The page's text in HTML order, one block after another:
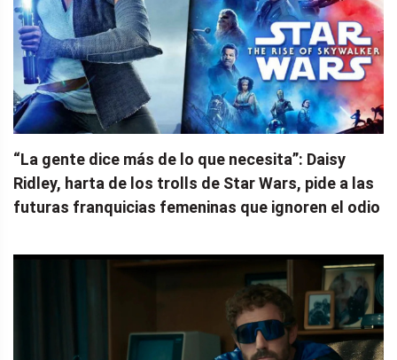
“La gente dice más de lo que necesita”: Daisy
Ridley, harta de los trolls de Star Wars, pide a las
futuras franquicias femeninas que ignoren el odio